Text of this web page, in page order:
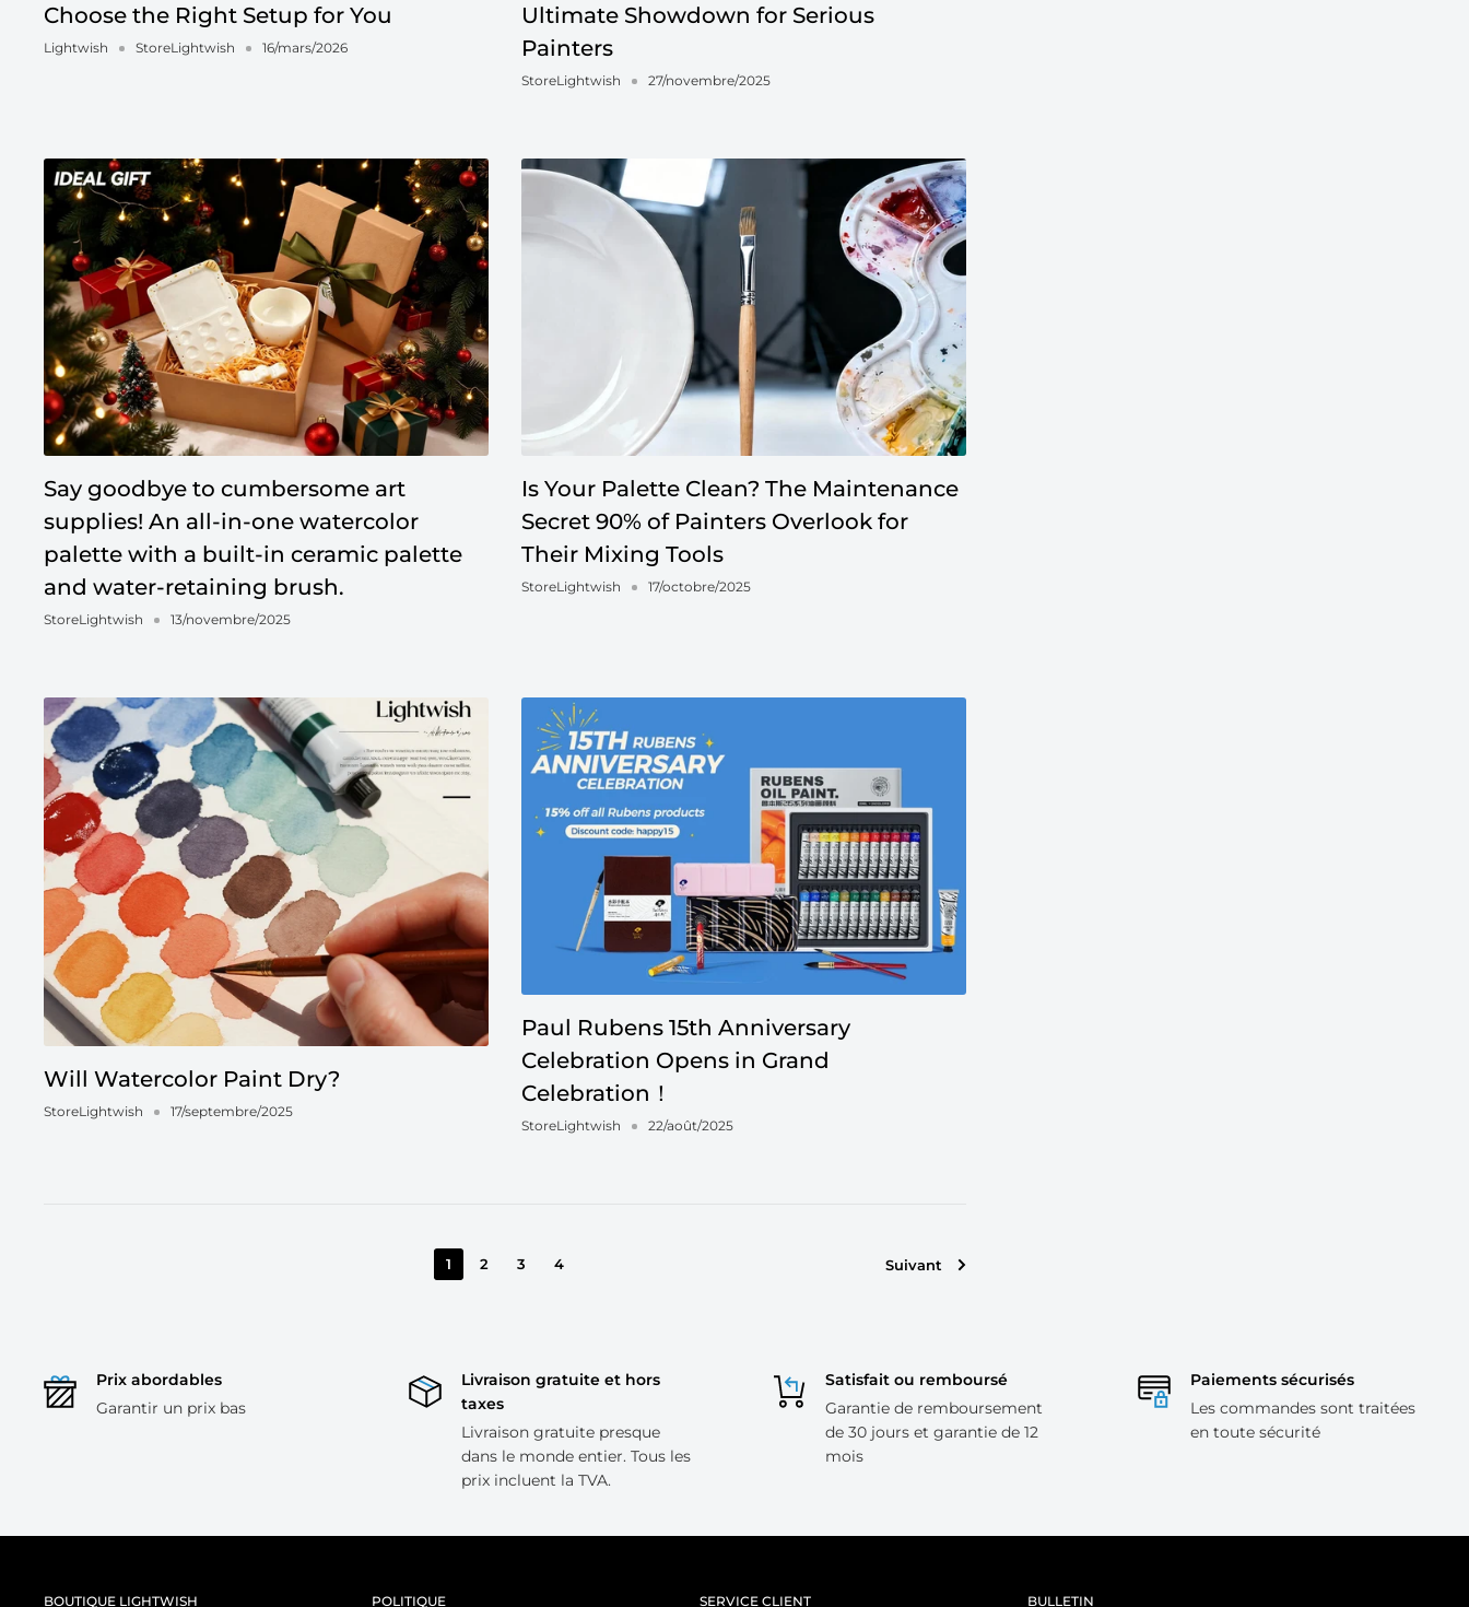
Choose the Right Setup for You
Lightwish StoreLightwish 16/mars/2026
Ultimate Showdown for Serious
Painters
StoreLightwish 27/novembre/2025
Say goodbye to cumbersome art
supplies! An all-in-one watercolor
palette with a built-in ceramic palette
and water-retaining brush.
StoreLightwish 13/novembre/2025
Is Your Palette Clean? The Maintenance
Secret 90% of Painters Overlook for
Their Mixing Tools
StoreLightwish 17/octobre/2025
Will Watercolor Paint Dry?
StoreLightwish 17/septembre/2025
Paul Rubens 15th Anniversary
Celebration Opens in Grand
Celebration！
StoreLightwish 22/août/2025
1 2 3 4 Suivant
Prix ​​abordables
Garantir un prix bas
Livraison gratuite et hors
taxes
Livraison gratuite presque
dans le monde entier. Tous les
prix incluent la TVA.
Satisfait ou remboursé
Garantie de remboursement
de 30 jours et garantie de 12
mois
Paiements sécurisés
Les commandes sont traitées
en toute sécurité
BOUTIQUE LIGHTWISH POLITIQUE SERVICE CLIENT BULLETIN